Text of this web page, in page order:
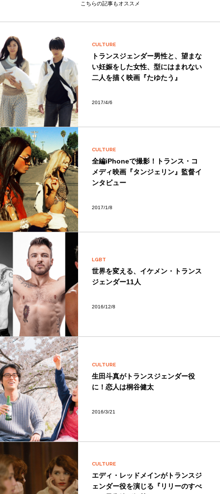
こちらの記事もオススメ
CULTURE
トランスジェンダー男性と、望まな
い妊娠をした女性、型にはまれない
二人を描く映画『たゆたう』
2017/4/6
CULTURE
全編iPhoneで撮影！トランス・コ
メディ映画『タンジェリン』監督イ
ンタビュー
2017/1/8
LGBT
世界を変える、イケメン・トランス
ジェンダー11人
2016/12/8
CULTURE
生田斗真がトランスジェンダー役
に！恋人は桐谷健太
2016/3/21
CULTURE
エディ・レッドメインがトランスジ
ェンダー役を演じる『リリーのすべ